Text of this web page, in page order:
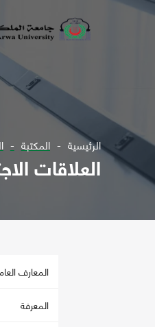
الرئيسية المكتبة
العلاقات
المعارف
المعرفة